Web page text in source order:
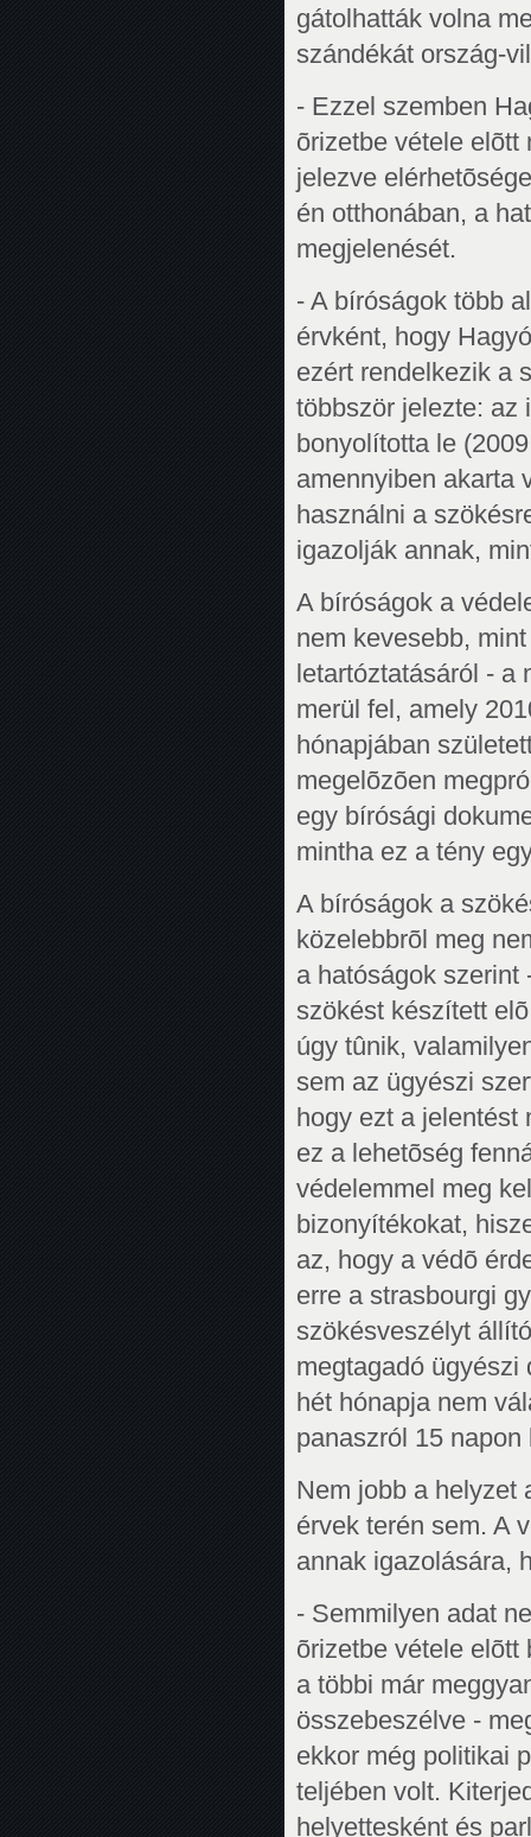
gátolhatták volna
szándékát ország-
- Ezzel szemben
õrizetbe vétele elõtt
jelezve
én otthonában, a
megjelenését.
- A bíróságok több
érvként, hogy
ezért rendelkezik a
többször jelezte: az
bonyolította le
amennyiben akarta
használni a
igazolják annak,
A bíróságok a
nem kevesebb,
letartóztatásáról -
merül fel, amely
hónapjában
megelõzõen
egy bírósági
mintha ez a tény
A bíróságok a
közelebbrõl meg
a hatóságok szerint
szökést készített
úgy tûnik,
sem az ügyészi
hogy ezt a jelentést
ez a lehetõség
védelemmel meg
bizonyítékokat,
az, hogy a védõ
erre a strasbourgi
szökésveszélyt
megtagadó ügyészi
hét hónapja nem
panaszról 15
Nem jobb a helyzet
érvek terén sem. A
annak igazolására,
- Semmilyen adat
õrizetbe vétele elõtt
a többi már
összebeszélve -
ekkor még politikai
teljében volt.
helyettesként és